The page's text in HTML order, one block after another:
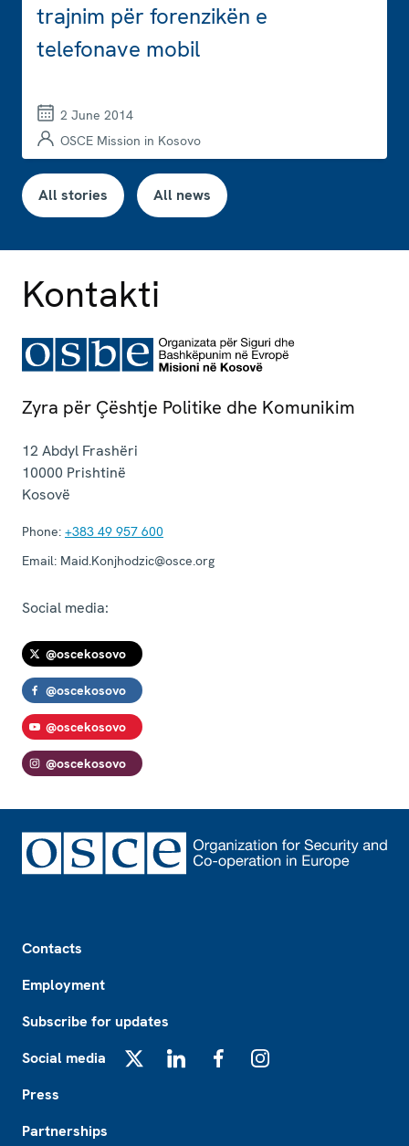
trajnim për forenzikën e
telefonave mobil
2 June 2014
OSCE Mission in Kosovo
All stories All news
Kontakti
Zyra për Çështje Politike dhe Komunikim
12 Abdyl Frashëri
10000 Prishtinë
Kosovë
Phone: +383 49 957 600
Email: Maid.Konjhodzic@osce.org
Social media:
@oscekosovo
@oscekosovo
@oscekosovo
@oscekosovo
Contacts
Employment
Subscribe for updates
Social media
Press
Partnerships